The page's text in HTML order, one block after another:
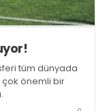
tüm dünyada
önemli bir